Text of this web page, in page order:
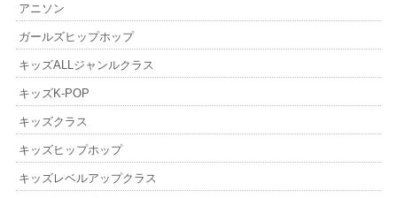
アニソン
ガールズヒップホップ
キッズALLジャンルクラス
キッズK-POP
キッズクラス
キッズヒップホップ
キッズレベルアップクラス